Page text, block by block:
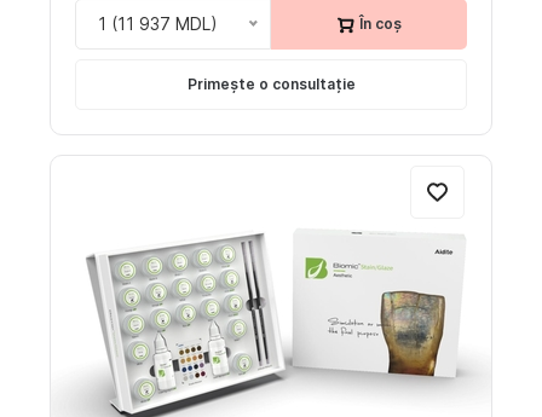
1 (11 937 MDL) În coș
Primește o consultație